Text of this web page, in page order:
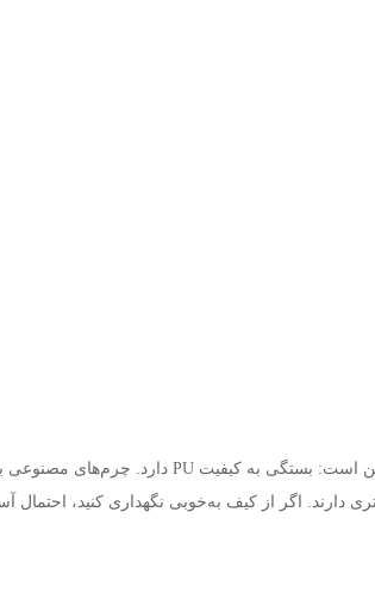
است: بستگی به کیفیت PU دارد. چرم‌های مصنوعی
دارند. اگر از کیف به‌خوبی نگهداری کنید، احتمال